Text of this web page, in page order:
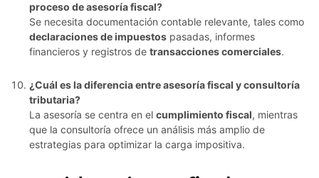
proceso de asesoría fiscal?
Se necesita documentación contable relevante, tales como
declaraciones de impuestos pasadas, informes
financieros y registros de transacciones comerciales.
¿Cuál es la diferencia entre asesoría fiscal y consultoría
tributaria?
La asesoría se centra en el cumplimiento fiscal, mientras
que la consultoría ofrece un análisis más amplio de
estrategias para optimizar la carga impositiva.